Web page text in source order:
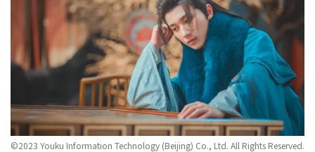
©2023 Youku Information Technology (Beijing) Co., Ltd. All Rights Reserved.